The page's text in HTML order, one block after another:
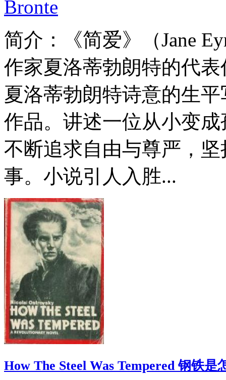
Bronte
简介：
《简爱》（Jane
作家夏洛蒂勃朗特的代
夏洛蒂勃朗特诗意的生
作品。讲述一位从小变
不断追求自由与尊严，
事。小说引人入胜...
How The Steel Was Tempered 钢铁是